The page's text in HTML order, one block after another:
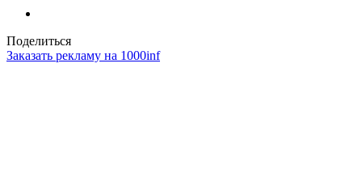
Поделиться
Заказать рекламу на 1000inf